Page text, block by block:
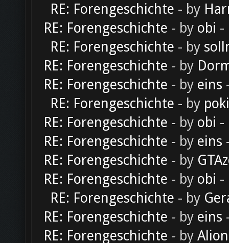
RE: Forengeschichte - by
RE: Forengeschichte - by obi -
RE: Forengeschichte - by
RE: Forengeschichte - by
RE: Forengeschichte - by eins
RE: Forengeschichte - by
RE: Forengeschichte - by obi -
RE: Forengeschichte - by eins
RE: Forengeschichte - by
RE: Forengeschichte - by obi -
RE: Forengeschichte - by
RE: Forengeschichte - by eins
RE: Forengeschichte - by Alion